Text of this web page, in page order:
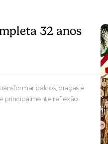
32 anos
palcos, praças e
principalmente reflexão.